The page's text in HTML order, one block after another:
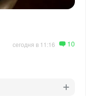
сегодня в 11:16 10